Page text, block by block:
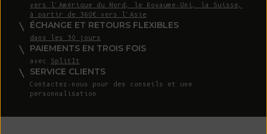
vers l'Amérique du Nord, le Royaume-Uni, la Suisse,
à partir de 360€ vers l'Asie
ÉCHANGE ET RETOURS FLEXIBLES
dans les 30 jours
PAIEMENTS EN TROIS FOIS
avec SplitIt
SERVICE CLIENTS
Contactez-nous pour des conseils et une
personnalisation